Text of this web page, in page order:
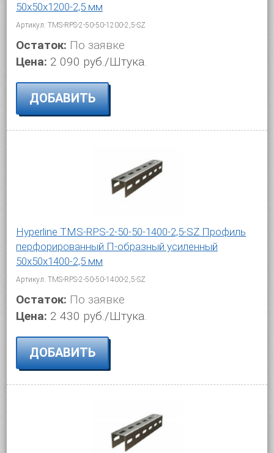
50х50х1200-2,5 мм
Артикул: TMS-RPS-2-50-50-1200-2,5-SZ
Остаток: По заявке
Цена: 2 090 руб./Штука.
ДОБАВИТЬ
Hyperline TMS-RPS-2-50-50-1400-2,5-SZ Профиль
перфорированный П-образный усиленный
50х50х1400-2,5 мм
Артикул: TMS-RPS-2-50-50-1400-2,5-SZ
Остаток: По заявке
Цена: 2 430 руб./Штука.
ДОБАВИТЬ